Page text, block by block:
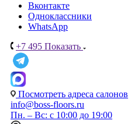
Вконтакте
Одноклассники
WhatsApp
+7 495 Показать
Посмотреть адреса салонов
info@boss-floors.ru
Пн. – Вс: с 10:00 до 19:00